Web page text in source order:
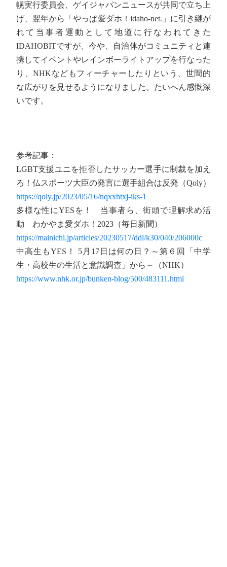
幌実行委員会、ゲイジャパンニュースが共同で立ち上
げ、翌年から「やっぱ愛ダホ！idaho-net.」に引き継が
れて当事者運動として地道に行なわれてきた
IDAHOBITですが、今や、自治体がコミュニティと連
携してイベントやレインボーライトアップを行なった
り、NHKなどもフィーチャーしたりという、世間的
な広がりを見せるようになりました。たいへん感慨深
いです。
参考記事：
LGBT支援ユニを拒否したサッカー選手に制裁を加え
ろ！仏スポーツ大臣の発言に選手組合は反発（Qoly）
https://qoly.jp/2023/05/16/nqxxhtxj-iks-1
多様な性にYESを！ 当事者ら、街頭で理解求め活
動 わかやま愛ダホ！2023（毎日新聞）
https://mainichi.jp/articles/20230517/ddl/k30/040/206000c
中高生もYES！ 5月17日は何の日？～第６回「中学
生・高校生の生活と意識調査」から～（NHK）
https://www.nhk.or.jp/bunken-blog/500/483111.html